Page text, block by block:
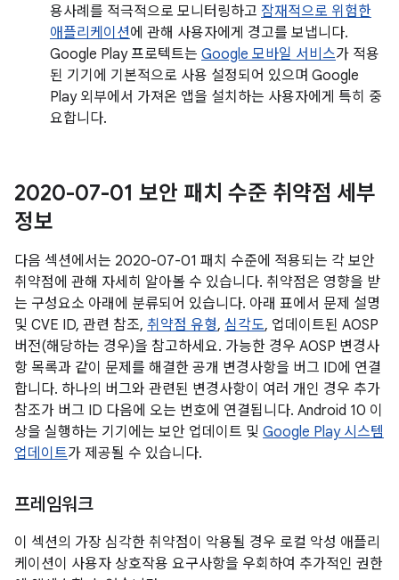
용사례를 적극적으로 모니터링하고 잠재적으로 위험한
애플리케이션에 관해 사용자에게 경고를 보냅니다.
Google Play 프로텍트는 Google 모바일 서비스가 적용
된 기기에 기본적으로 사용 설정되어 있으며 Google
Play 외부에서 가져온 앱을 설치하는 사용자에게 특히 중
요합니다.
2020-07-01 보안 패치 수준 취약점 세부
정보
다음 섹션에서는 2020-07-01 패치 수준에 적용되는 각 보안
취약점에 관해 자세히 알아볼 수 있습니다. 취약점은 영향을 받
는 구성요소 아래에 분류되어 있습니다. 아래 표에서 문제 설명
및 CVE ID, 관련 참조, 취약점 유형, 심각도, 업데이트된 AOSP
버전(해당하는 경우)을 참고하세요. 가능한 경우 AOSP 변경사
항 목록과 같이 문제를 해결한 공개 변경사항을 버그 ID에 연결
합니다. 하나의 버그와 관련된 변경사항이 여러 개인 경우 추가
참조가 버그 ID 다음에 오는 번호에 연결됩니다. Android 10 이
상을 실행하는 기기에는 보안 업데이트 및 Google Play 시스템
업데이트가 제공될 수 있습니다.
프레임워크
이 섹션의 가장 심각한 취약점이 악용될 경우 로컬 악성 애플리
케이션이 사용자 상호작용 요구사항을 우회하여 추가적인 권한